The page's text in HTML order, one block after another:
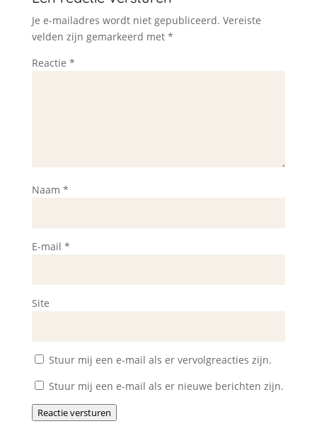
Je e-mailadres wordt niet gepubliceerd. Vereiste
velden zijn gemarkeerd met *
Reactie *
Naam *
E-mail *
Site
Stuur mij een e-mail als er vervolgreacties zijn.
Stuur mij een e-mail als er nieuwe berichten zijn.
Reactie versturen